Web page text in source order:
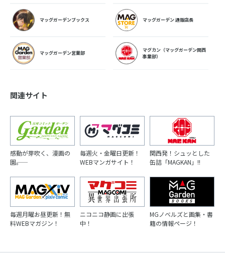
マッグガーデンブックス マッグガーデン 通販店長
マッグガーデン営業部
マグカン（マッグガーデン関西
事業部）
関連サイト
感動が芽吹く、漫画の
園――。
毎週火・金曜日更新！
WEBマンガサイト！
関西発！シュッとした
缶詰「MAGKAN」!!
毎週月曜お昼更新！無
料WEBマガジン！
ニコニコ静画に出張
中！
MGノベルズと画集・書
籍の情報ページ！